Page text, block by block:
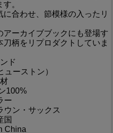
。
合わせ、節模様の入ったリ
ーカイブブックにも登場す
柄をリプロダクトしていま
ド
ューストン）
100%
ー
ウン・サックス
国
China